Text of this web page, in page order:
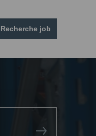
Recherche job